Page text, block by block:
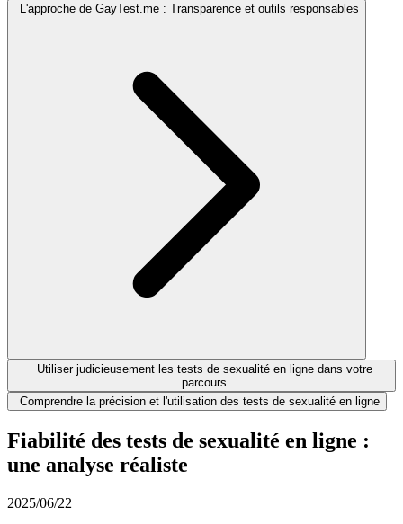
L'approche de GayTest.me : Transparence et outils responsables
Utiliser judicieusement les tests de sexualité en ligne dans votre
parcours
Comprendre la précision et l'utilisation des tests de sexualité en ligne
Fiabilité des tests de sexualité en ligne :
une analyse réaliste
2025/06/22